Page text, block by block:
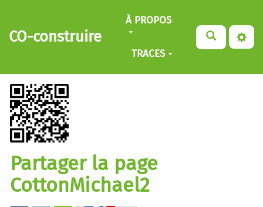
Aller au contenu principal
CO-construire
À PROPOS
TRACES
Partager la page
CottonMichael2